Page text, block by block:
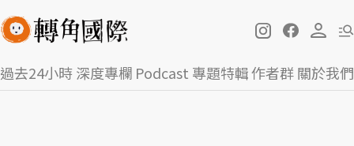
過去24小時深度專欄 Podcast 專題特輯作者群關於我們